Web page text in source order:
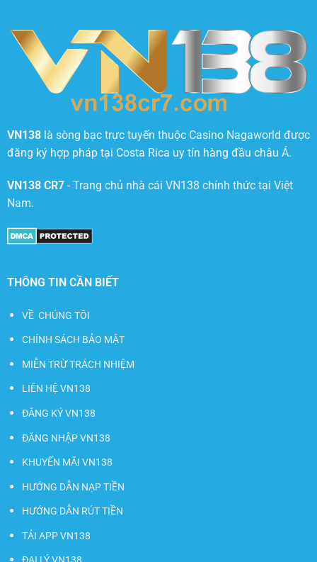
VN138là sòng bạc trực tuyến thuộc Casino Nagaworld được
đăng ký hợp pháp tại Costa Rica uy tín hàng đầu châu Á.
VN138 CR7- Trang chủ nhà cái VN138 chính thức tại Việt
Nam.
THÔNG TIN CẦN BIẾT
VỀ CHÚNG TÔI
CHÍNH SÁCH BẢO MẬT
MIỄN TRỪ TRÁCH NHIỆM
LIÊN HỆ VN138
ĐĂNG KÝ VN138
ĐĂNG NHẬP VN138
KHUYẾN MÃI VN138
HƯỚNG DẪN NẠP TIỀN
HƯỚNG DẪN RÚT TIỀN
TẢI APP VN138